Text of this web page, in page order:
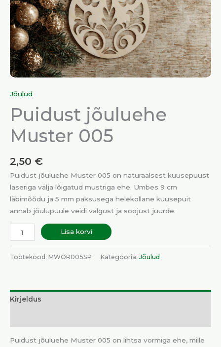
Jõulud
Puidust jõuluehe
Muster 005
2,50 €
Puidust jõuluehe Muster 005 on naturaalsest kuusepuust
laseriga välja lõigatud mustriga ehe. Umbes 9 cm
läbimõõdu ja 5 mm paksusega helekollane kuusepuit
annab jõulupuule veidi valgust ja soojust juurde.
Lisa korvi
Tootekood: MWOR005SP Kategooria: Jõulud
Kirjeldus
Puidust jõuluehe Muster 005 on lihtsa vormiga ehe, mille